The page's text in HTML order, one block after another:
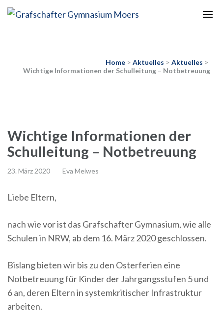
Home > Aktuelles > Aktuelles >
Wichtige Informationen der Schulleitung – Notbetreuung
Wichtige Informationen der
Schulleitung – Notbetreuung
23. März 2020 Eva Meiwes
Liebe Eltern,
nach wie vor ist das Grafschafter Gymnasium, wie alle
Schulen in NRW, ab dem 16. März 2020 geschlossen.
Bislang bieten wir bis zu den Osterferien eine
Notbetreuung für Kinder der Jahrgangsstufen 5 und
6 an, deren Eltern in systemkritischer Infrastruktur
arbeiten.